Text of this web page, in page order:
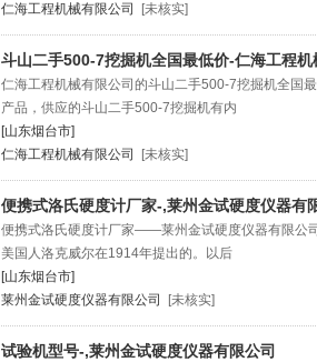
仁海工程机械有限公司
[未核实]
斗山二手500-7挖掘机全国最低价-仁海工程机
仁海工程机械有限公司的斗山二手500-7挖掘机全国
产品，供应的斗山二手500-7挖掘机有内
[山东烟台市]
仁海工程机械有限公司
[未核实]
便携式洛氏硬度计厂家-,莱州金试硬度仪器有
便携式洛氏硬度计厂家——莱州金试硬度仪器有限公
美国人洛克威尔在1914年提出的。以后
[山东烟台市]
莱州金试硬度仪器有限公司
[未核实]
试验机型号-,莱州金试硬度仪器有限公司